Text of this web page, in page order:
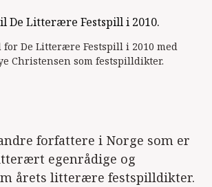
for De Litterære Festspill i 2010 med
Christensen som festspilldikter.
forfattere i Norge som er
egenrådige og
årets litterære festspilldikter.